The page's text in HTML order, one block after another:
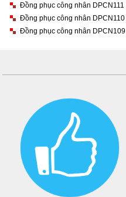
Đồng phục công nhân DPCN111
Đồng phục công nhân DPCN110
Đồng phục công nhân DPCN109